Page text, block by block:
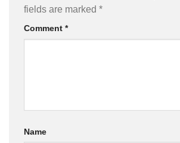
fields are marked *
Comment *
Name